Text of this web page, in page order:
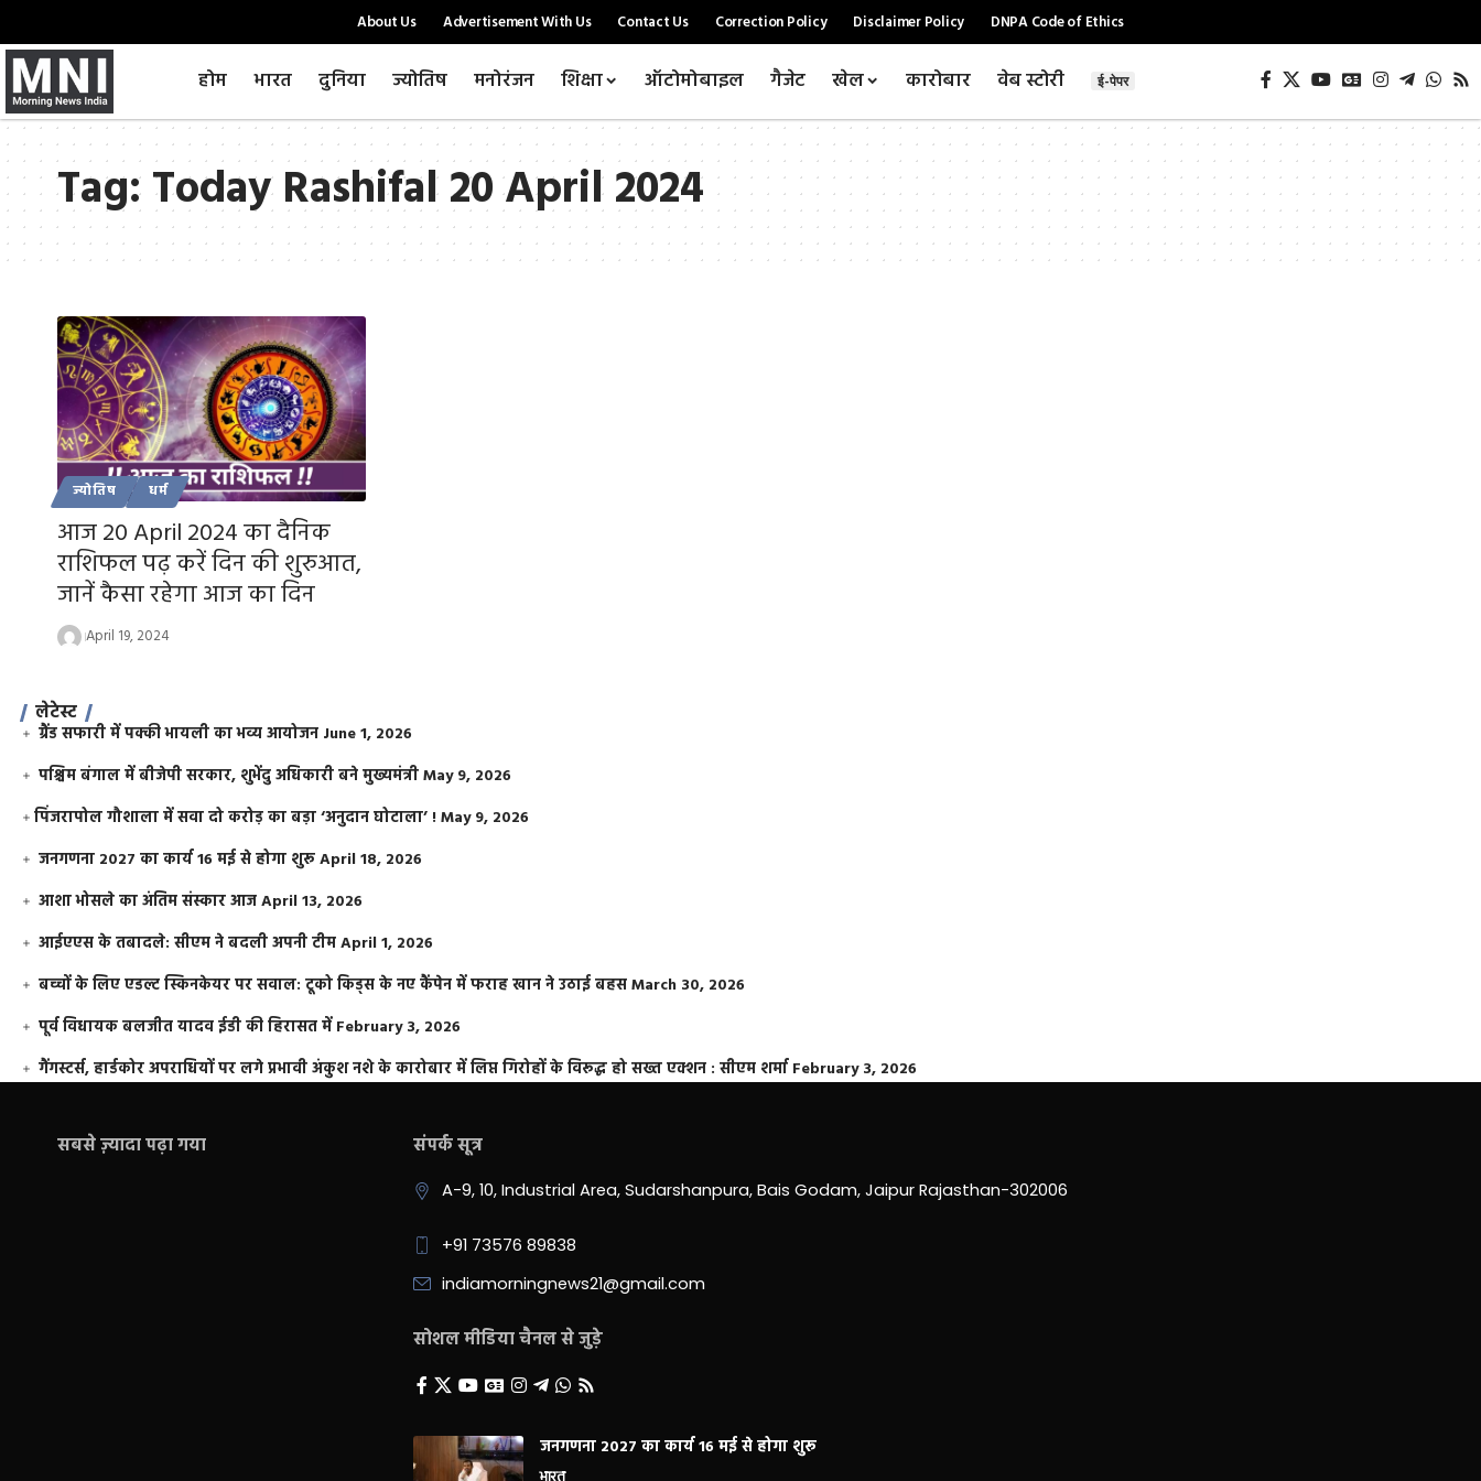
About Us Advertisement With Us Contact Us Correction Policy Disclaimer Policy DNPA Code of Ethics
होम भारत दुनिया ज्योतिष मनोरंजन शिक्षा ऑटोमोबाइल गैजेट खेल कारोबार वेब स्टोरी ई-पेपर
Tag:Today Rashifal 20 April 2024
ज्योतिष धर्म
आज 20 April 2024 का दैनिक
राशिफल पढ़ करें दिन की शुरुआत,
जानें कैसा रहेगा आज का दिन
April 19, 2024
लेटेस्ट
ग्रैंड सफारी में पक्की भायली का भव्य आयोजन June 1, 2026
पश्चिम बंगाल में बीजेपी सरकार, शुभेंदु अधिकारी बने मुख्यमंत्रीMay 9, 2026
​पिंजरापोल गौशाला में सवा दो करोड़ का बड़ा ‘अनुदान घोटाला’ !May 9, 2026
जनगणना 2027 का कार्य 16 मई से होगा शुरूApril 18, 2026
आशा भोसले का अंतिम संस्कार आजApril 13, 2026
आईएएस के तबादले: सीएम ने बदली अपनी टीमApril 1, 2026
बच्चों के लिए एडल्ट स्किनकेयर पर सवाल: टूको किड्स के नए कैंपेन में फराह खान ने उठाई बहसMarch 30, 2026
पूर्व विधायक बलजीत यादव ईडी की हिरासत में February 3, 2026
गैंगस्टर्स, हार्डकोर अपराधियों पर लगे प्रभावी अंकुश नशे के कारोबार में लिप्त गिरोहों के विरूद्ध हो सख्त एक्शन : सीएम शर्मा February 3, 2026
सबसे ज़्यादा पढ़ा गया संपर्क सूत्र
A-9, 10, Industrial Area, Sudarshanpura, Bais Godam, Jaipur Rajasthan-302006
+91 73576 89838
indiamorningnews21@gmail.com
सोशल मीडिया चैनल से जुड़े
जनगणना 2027 का कार्य 16 मई से होगा शुरू